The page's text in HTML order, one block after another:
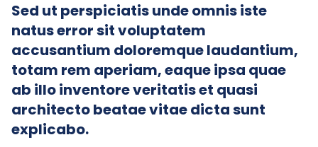
Sed ut perspiciatis unde omnis iste
natus error sit voluptatem
accusantium doloremque laudantium,
totam rem aperiam, eaque ipsa quae
ab illo inventore veritatis et quasi
architecto beatae vitae dicta sunt
explicabo.